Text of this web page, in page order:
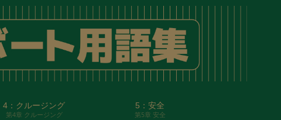
4：クルージング
第4章 クルージング
5：安全
第5章 安全